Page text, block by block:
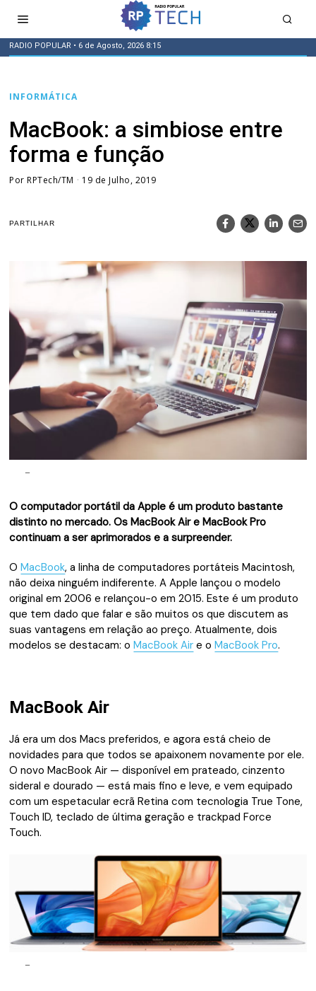
RADIO POPULAR • 6 de Agosto, 2026 8:15
INFORMÁTICA
MacBook: a simbiose entre
forma e função
PorRPTech/TM 19 de Julho, 2019
PARTILHAR
–
O computador portátil da Apple é um produto bastante
distinto no mercado. Os MacBook Air e MacBook Pro
continuam a ser aprimorados e a surpreender.
OMacBook, a linha de computadores portáteis Macintosh,
não deixa ninguém indiferente. A Apple lançou o modelo
original em 2006 e relançou-o em 2015. Este é um produto
que tem dado que falar e são muitos os que discutem as
suas vantagens em relação ao preço. Atualmente, dois
modelos se destacam: oMacBook Air e oMacBook Pro.
MacBook Air
Já era um dos Macs preferidos, e agora está cheio de
novidades para que todos se apaixonem novamente por ele.
O novo MacBook Air — disponível em prateado, cinzento
sideral e dourado — está mais fino e leve, e vem equipado
com um espetacular ecrã Retina com tecnologia True Tone,
Touch ID, teclado de última geração e trackpad Force
Touch.
–